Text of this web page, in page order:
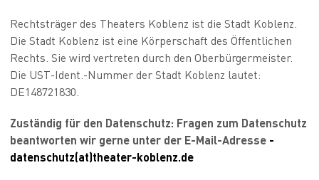
Rechtsträger des Theaters Koblenz ist die Stadt Koblenz.
Die Stadt Koblenz ist eine Körperschaft des Öffentlichen
Rechts. Sie wird vertreten durch den Oberbürgermeister.
Die UST-Ident.-Nummer der Stadt Koblenz lautet:
DE148721830.
Zuständig für den Datenschutz: Fragen zum Datenschutz
beantworten wir gerne unter der E-Mail-Adresse ­
datenschutz(at)theater-koblenz.de